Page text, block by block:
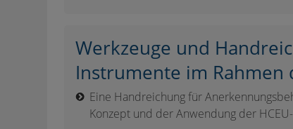
Werkzeuge und
Instrumente im
Eine Handreichung für
Konzept und der Anwendung der